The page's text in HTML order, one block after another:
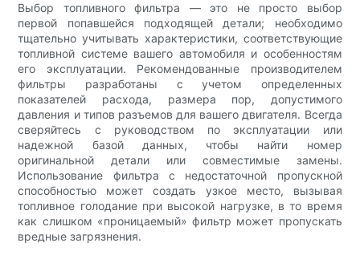
Выбор топливного фильтра — это не просто выбор
первой попавшейся подходящей детали; необходимо
тщательно учитывать характеристики, соответствующие
топливной системе вашего автомобиля и особенностям
его эксплуатации. Рекомендованные производителем
фильтры разработаны с учетом определенных
показателей расхода, размера пор, допустимого
давления и типов разъемов для вашего двигателя. Всегда
сверяйтесь с руководством по эксплуатации или
надежной базой данных, чтобы найти номер
оригинальной детали или совместимые замены.
Использование фильтра с недостаточной пропускной
способностью может создать узкое место, вызывая
топливное голодание при высокой нагрузке, в то время
как слишком «проницаемый» фильтр может пропускать
вредные загрязнения.